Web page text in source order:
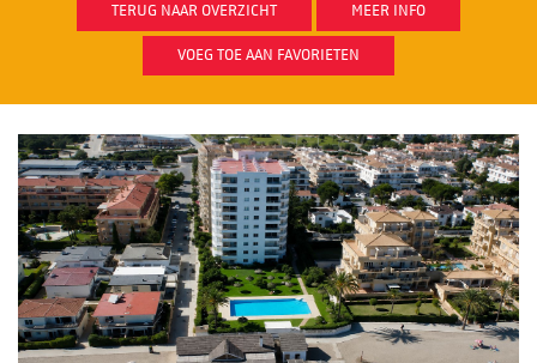
TERUG NAAR OVERZICHT MEER INFO
VOEG TOE AAN FAVORIETEN